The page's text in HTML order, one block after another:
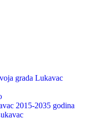
grada Lukavac
2015-2035 godina